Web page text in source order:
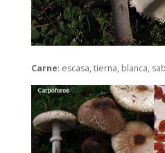
Carne: escasa, tierna, blanca,